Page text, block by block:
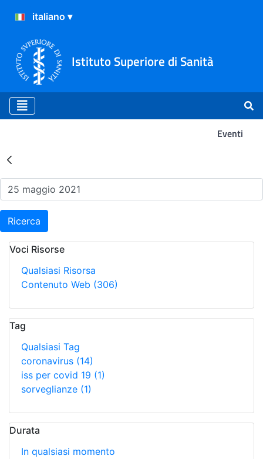
Istituto Superiore di Sanità
Eventi
Risultati della Ricerca -
Ricerca
Voci Risorse
Qualsiasi Risorsa
Contenuto Web (306)
Tag
Qualsiasi Tag
coronavirus (14)
iss per covid 19 (1)
sorveglianze (1)
Durata
In qualsiasi momento